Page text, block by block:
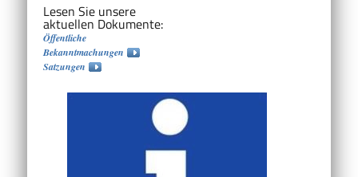
Lesen Sie unsere
aktuellen Dokumente:
Öffentliche
Bekanntmachungen
Satzungen